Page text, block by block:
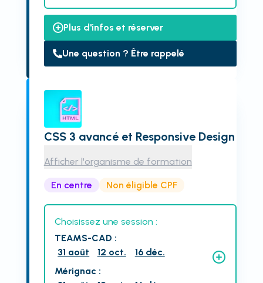
Plus d'infos et réserver
Une question ? Être rappelé
CSS 3 avancé et Responsive Design
Afficher l'organisme de formation
En centre Non éligible CPF
Choisissez une session :
TEAMS-CAD :
31 août
12 oct.
16 déc.
Mérignac :